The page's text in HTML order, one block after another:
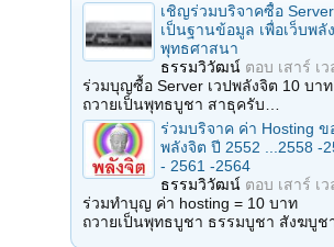
เชิญร่วมบริจาคซื้อ
เป็นฐานข้อมูล เพื่อเว็บพลั
พุทธศาสนา
ธรรมวิวัฒน์ ตอบ เสาร์ เ
ร่วมบุญซื้อ Server เวปพลังจิต 10 บาท
ถวายเป็นพุทธบูชา สาธุครับ…
ร่วมบริจาค ค่า Hosting ข
พลังจิต ปี 2552 ...2558 -
- 2561 -2564
ธรรมวิวัฒน์ ตอบ เสาร์ เ
ร่วมทำบุญ ค่า hosting = 10 บาท
ถวายเป็นพุทธบูชา ธรรมบูชา สังฆบูช